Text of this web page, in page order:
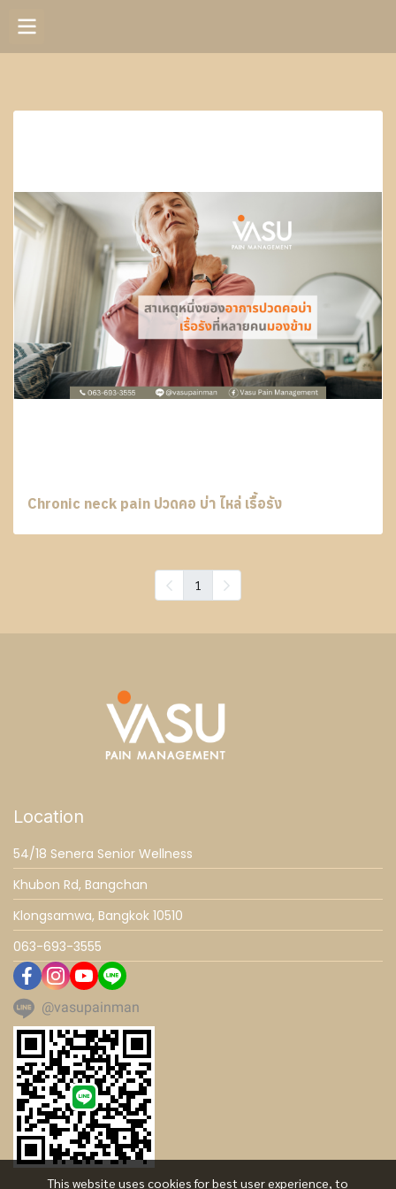
Chronic neck pain ปวดคอ บ่า ไหล่ เรื้อรัง
1
This website uses cookies for best user experience, to
Location
54/18 Senera Senior Wellness
Khubon Rd, Bangchan
Klongsamwa, Bangkok 10510
063-693-3555
@vasupainman